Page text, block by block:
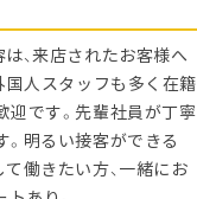
、来店されたお客様へ
国人スタッフも多く在籍
迎です。先輩社員が丁寧
明るい接客ができる
働きたい方、一緒にお